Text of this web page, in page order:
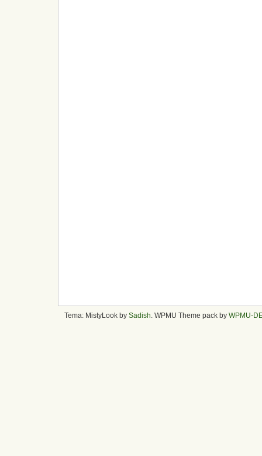
Tema: MistyLook by Sadish . WPMU Theme pack by WPMU-